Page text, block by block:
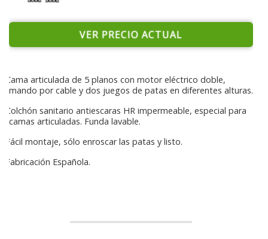
VER PRECIO ACTUAL
Cama articulada de 5 planos con motor eléctrico doble,
mando por cable y dos juegos de patas en diferentes alturas.
Colchón sanitario antiescaras HR impermeable, especial para
camas articuladas. Funda lavable.
Fácil montaje, sólo enroscar las patas y listo.
Fabricación Española.